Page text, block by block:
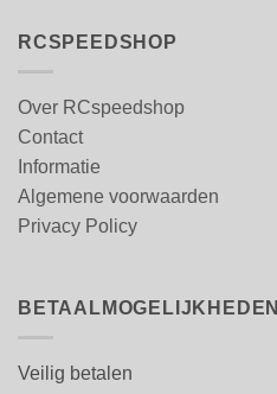
RCSPEEDSHOP
Over RCspeedshop
Contact
Informatie
Algemene voorwaarden
Privacy Policy
BETAALMOGELIJKHEDEN
Veilig betalen